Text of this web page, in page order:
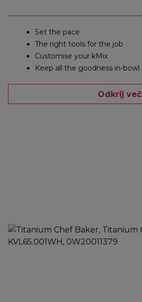
Set the pace
The right tools for the job
Customise your kMix
Keep all the goodness in-bowl
Odkrij več